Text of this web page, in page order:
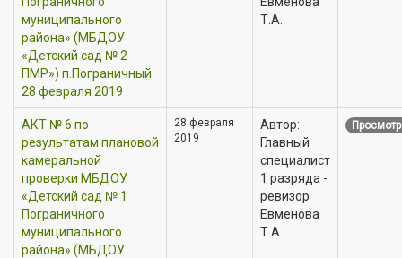
муниципального
района» (МБДОУ
«Детский сад № 2
ПМР») п.Пограничный
28 февраля 2019
Т.А.
АКТ № 6 по
результатам плановой
камеральной
проверки МБДОУ
«Детский сад № 1
Пограничного
муниципального
района» (МБДОУ
28 февраля
2019
Автор:
Главный
специалист
1 разряда -
ревизор
Евменова
Т.А.